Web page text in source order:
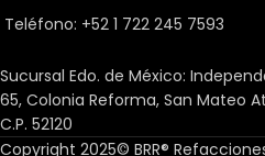
Teléfono: +52 1 722 245 7593
Sucursal Edo. de México:
65, Colonia Reforma, San Mateo
C.P. 52120
Copyright 2025© BRR®